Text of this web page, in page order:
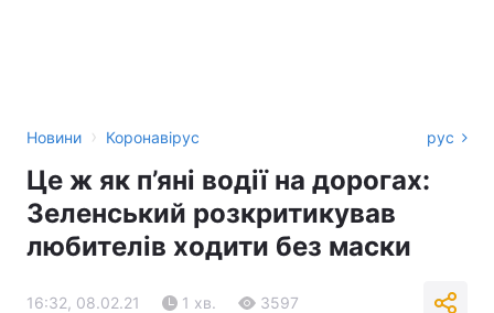
Новини › Коронавірус рус
Це ж як п’яні водії на дорогах:
Зеленський розкритикував
любителів ходити без маски
16:32, 08.02.21 1 хв. 3597